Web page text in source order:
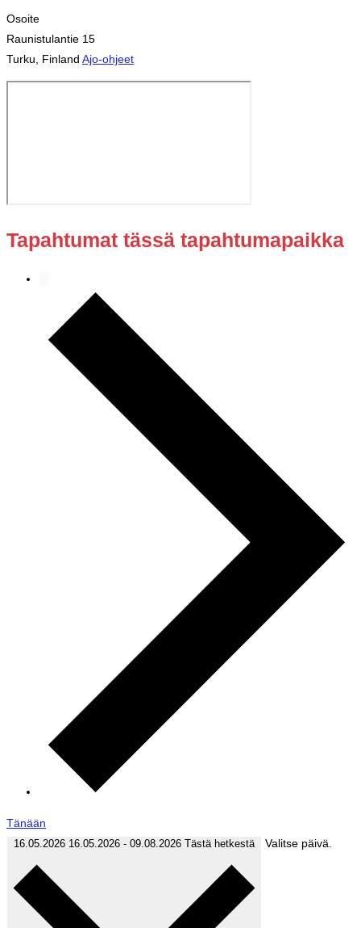
Osoite
Raunistulantie 15
Turku
Finland Ajo-ohjeet
Tapahtumat tässä tapahtumapaikka
Tänään
16.05.2026 16.05.2026 - 09.08.2026 Tästä hetkestä Valitse päivä.